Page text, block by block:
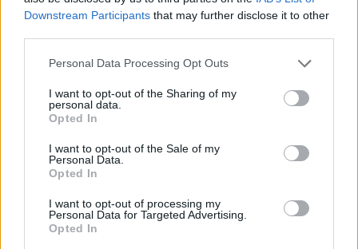
Downstream Participants that may further disclose it to other
Please note that this website/app uses one or more Google
not limited to your visit or usage behaviour. You may click to
grant or deny consent to Google and its third-party tags to
use your data for below specified purposes in below Google
consent section.
Personal Data Processing Opt Outs
I want to opt-out of the Sharing of my
personal data.
Opted In
I want to opt-out of the Sale of my
Personal Data.
Opted In
I want to opt-out of processing my
Personal Data for Targeted Advertising.
Opted In
Διαβάστε περισσότερα
Πέμπτη 06 Αυγ 2026, 22:41
Θεσσαλονίκη: Πορεία
διαμαρτυρίας για τα 81
Χιροσίμα και
Πύργο και πορεία προς το